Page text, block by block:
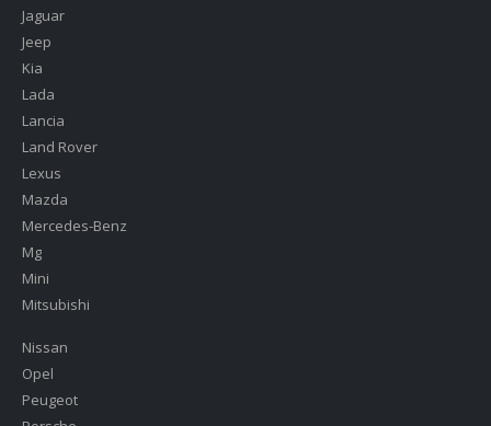
Jaguar
Jeep
Kia
Lada
Lancia
Land Rover
Lexus
Mazda
Mercedes-Benz
Mg
Mini
Mitsubishi
Nissan
Opel
Peugeot